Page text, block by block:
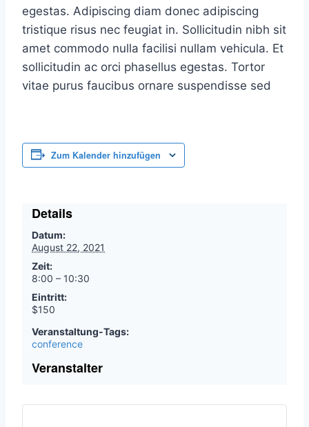
egestas. Adipiscing diam donec adipiscing
tristique risus nec feugiat in. Sollicitudin nibh sit
amet commodo nulla facilisi nullam vehicula. Et
sollicitudin ac orci phasellus egestas. Tortor
vitae purus faucibus ornare suspendisse sed
Zum Kalender hinzufügen
Details
Datum:
August 22, 2021
Zeit:
8:00 – 10:30
Eintritt:
$150
Veranstaltung-Tags:
conference
Veranstalter